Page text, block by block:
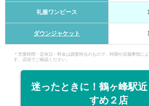
礼服ワンピース
ダウンジャケット
＊営業時間・定休日・料金は調査時点のもので、時期や店舗事情に
す。店頭でご確認ください。
迷ったときに！鶴ヶ峰駅
すめ２店